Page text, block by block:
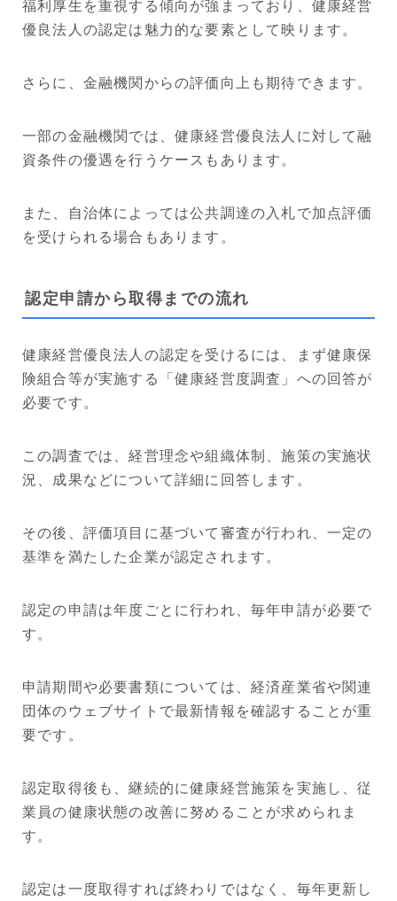
福利厚生を重視する傾向が強まっており、健康経営
優良法人の認定は魅力的な要素として映ります。
さらに、金融機関からの評価向上も期待できます。
一部の金融機関では、健康経営優良法人に対して融
資条件の優遇を行うケースもあります。
また、自治体によっては公共調達の入札で加点評価
を受けられる場合もあります。
認定申請から取得までの流れ
健康経営優良法人の認定を受けるには、まず健康保
険組合等が実施する「健康経営度調査」への回答が
必要です。
この調査では、経営理念や組織体制、施策の実施状
況、成果などについて詳細に回答します。
その後、評価項目に基づいて審査が行われ、一定の
基準を満たした企業が認定されます。
認定の申請は年度ごとに行われ、毎年申請が必要で
す。
申請期間や必要書類については、経済産業省や関連
団体のウェブサイトで最新情報を確認することが重
要です。
認定取得後も、継続的に健康経営施策を実施し、従
業員の健康状態の改善に努めることが求められま
す。
認定は一度取得すれば終わりではなく、毎年更新し